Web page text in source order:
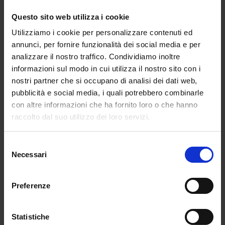
Questo sito web utilizza i cookie
Utilizziamo i cookie per personalizzare contenuti ed
annunci, per fornire funzionalità dei social media e per
analizzare il nostro traffico. Condividiamo inoltre
informazioni sul modo in cui utilizza il nostro sito con i
nostri partner che si occupano di analisi dei dati web,
pubblicità e social media, i quali potrebbero combinarle
con altre informazioni che ha fornito loro o che hanno
raccolto dal suo utilizzo dei loro servizi.
delNecessari
Preferenze
Statistiche
Dante esule nel Veneto
In questo nuovo, illuminante saggio, Raffaele
Condividi su: